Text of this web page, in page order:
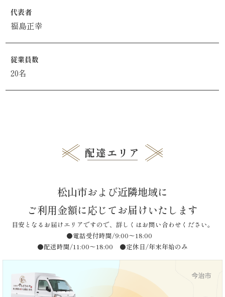
り
お
届
一
客
代表者
福島正幸
従業員数
20名
配達エリア
松山市および近隣地域に
ご利用金額に応じてお届けいたします
目安となるお届けエリアですので、詳しくはお問い合わせください。
●電話受付時間/9:00〜18:00
●配送時間/11:00〜18:00 ●定休日/年末年始のみ